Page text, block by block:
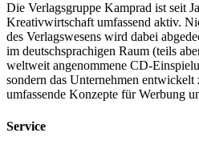
Die Verlagsgruppe Kamprad ist seit
Kreativwirtschaft umfassend aktiv.
des Verlagswesens wird dabei
im deutschsprachigen Raum (teils
weltweit angenommene CD-
sondern das Unternehmen entwickelt
umfassende Konzepte für Werbung
Service